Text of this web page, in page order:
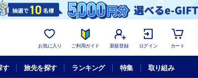
お気に入り ご利用ガイド 新規登録 ログイン カート
す 旅先を探す ランキング 特集 取り組み